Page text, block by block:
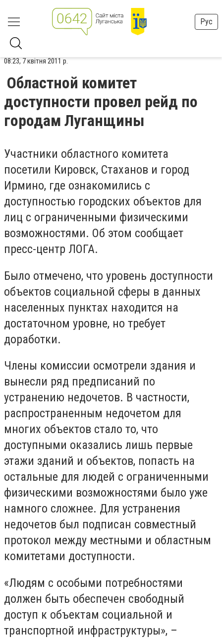
Рус
08:23, 7 квітня 2011 р.
Областной комитет
доступности провел рейд по
городам Луганщины
Участники областного комитета
посетили Кировск, Стаханов и город
Ирмино, где ознакомились с
доступностью городских объектов для
лиц с ограниченными физическими
возможностями. Об этом сообщает
пресс-центр ЛОГА.
Было отмечено, что уровень доступности
объектов социальной сферы в данных
населенных пунктах находится на
достаточном уровне, но требует
доработки.
Члены комиссии осмотрели здания и
вынесли ряд предписаний по
устранению недочетов. В частности,
распространенным недочетом для
многих объектов стало то, что
доступными оказались лишь первые
этажи зданий и объектов, попасть на
остальные для людей с ограниченными
физическими возможностями было уже
намного сложнее. Для устранения
недочетов был подписан совместный
протокол между местными и областным
комитетами доступности.
«Людям с особыми потребностями
должен быть обеспечен свободный
доступ к объектам социальной и
транспортной инфраструктуры», –